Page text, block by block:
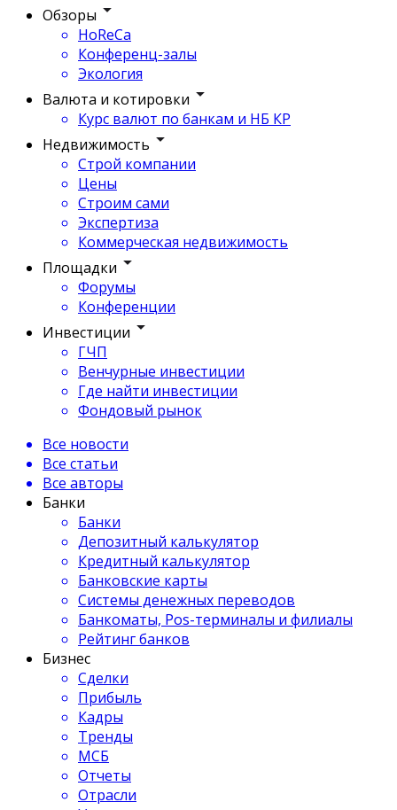
Обзоры
HoReCa
Конференц-залы
Экология
Валюта и котировки
Курс валют по банкам и НБ КР
Недвижимость
Строй компании
Цены
Строим сами
Экспертиза
Коммерческая недвижимость
Площадки
Форумы
Конференции
Инвестиции
ГЧП
Венчурные инвестиции
Где найти инвестиции
Фондовый рынок
Все новости
Все статьи
Все авторы
Банки
Банки
Депозитный калькулятор
Кредитный калькулятор
Банковские карты
Системы денежных переводов
Банкоматы, Pos-терминалы и филиалы
Рейтинг банков
Бизнес
Сделки
Прибыль
Кадры
Тренды
МСБ
Отчеты
Отрасли